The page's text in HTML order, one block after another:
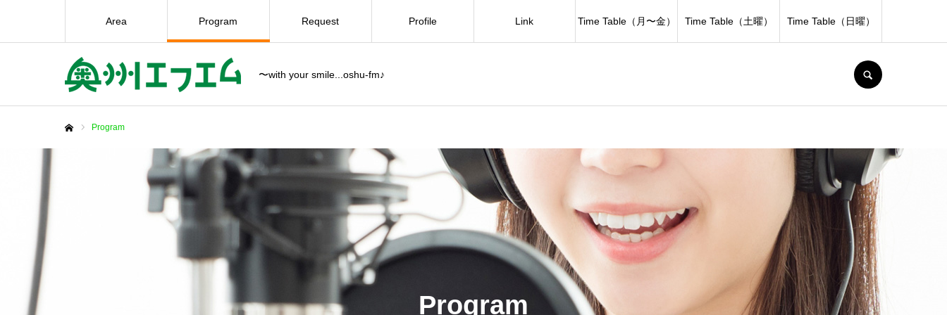
〜with your smile...oshu-fm♪
Area Program Request Profile Link Time Table（月〜金） Time Table（土曜） Time Table（日曜）
Program
Program